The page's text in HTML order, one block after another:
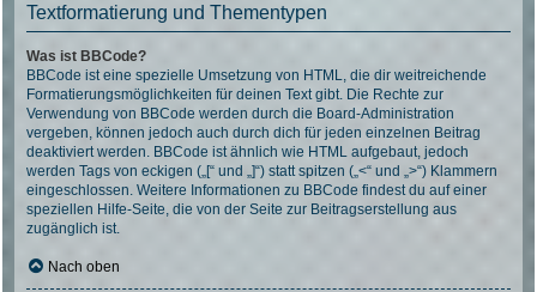
Textformatierung und Thementypen
Was ist BBCode?
BBCode ist eine spezielle Umsetzung von HTML, die dir weitreichende
Formatierungsmöglichkeiten für deinen Text gibt. Die Rechte zur
Verwendung von BBCode werden durch die Board-Administration
vergeben, können jedoch auch durch dich für jeden einzelnen Beitrag
deaktiviert werden. BBCode ist ähnlich wie HTML aufgebaut, jedoch
werden Tags von eckigen („[“ und „]“) statt spitzen („<“ und „>“) Klammern
eingeschlossen. Weitere Informationen zu BBCode findest du auf einer
speziellen Hilfe-Seite, die von der Seite zur Beitragserstellung aus
zugänglich ist.
Nach oben